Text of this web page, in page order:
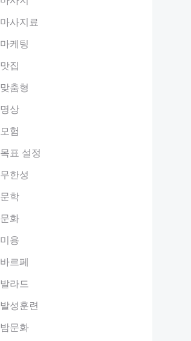
마사지료
마케팅
맛집
맞춤형
명상
모험
목표 설정
무한성
문학
문화
미용
바르페
발라드
발성훈련
밤문화